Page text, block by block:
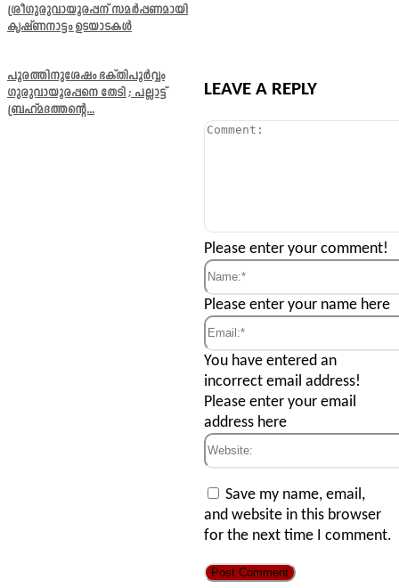
ശ്രീഗുരുവായൂരപ്പന് സമർപ്പണമായി
കൃഷ്ണനാട്ടം ഉടയാടകൾ
പൂരത്തിനുശേഷം ഭക്തിപൂർവ്വം
ഗുരുവായൂരപ്പനെ തേടി ; പല്ലാട്ട്
ബ്രഹ്മദത്തന്റെ...
LEAVE A REPLY
Comment:
Please enter your comment!
Name:*
Please enter your name here
Email:*
You have entered an
incorrect email address!
Please enter your email
address here
Save my name, email,
and website in this browser
for the next time I comment.